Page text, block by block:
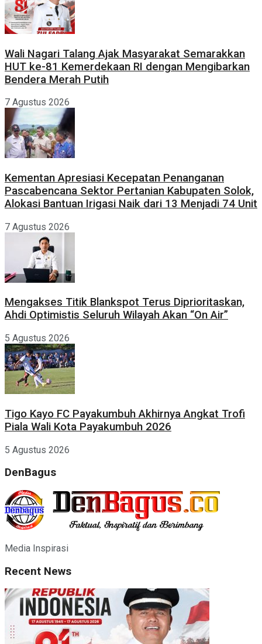
Wali Nagari Talang Ajak Masyarakat Semarakkan
HUT ke-81 Kemerdekaan RI dengan Mengibarkan
Bendera Merah Putih
7 Agustus 2026
Kementan Apresiasi Kecepatan Penanganan
Pascabencana Sektor Pertanian Kabupaten Solok,
Alokasi Bantuan Irigasi Naik dari 13 Menjadi 74 Unit
7 Agustus 2026
Mengakses Titik Blankspot Terus Diprioritaskan,
Ahdi Optimistis Seluruh Wilayah Akan “On Air”
5 Agustus 2026
Tigo Kayo FC Payakumbuh Akhirnya Angkat Trofi
Piala Wali Kota Payakumbuh 2026
5 Agustus 2026
DenBagus
Media Inspirasi
Recent News